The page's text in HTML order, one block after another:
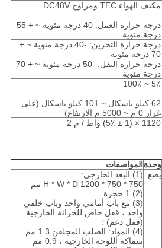
مكيف الهواء TEC ومراوح DC48V
درجة حرارة العمل: 40 درجة مئوية ~ + 55
درجة مئوية
درجة حرارة التخزين: -40 درجة مئوية ~ +
70 درجة مئوية
درجة حرارة النقل: -50 درجة مئوية ~ + 70
درجة مئوية
5٪ ~ 100٪
62 كيلو باسكال ~ 101 كيلو باسكال (على
غرار 0 م ~ 5000 م الارتفاع)
1120 × (1 ± 5٪) واط / م 2
وحدة المواصفات
يضع (1) البعد الخارجي:
H * W * D 1200 * 750 * 750 مم
(2) 1 حجرة
(3) مع باب أمامي واحد وباب خلفي
واحد ، قفل خاص للخزانة الخارجية
(قفل دعم) ؛
(4) المواد: الصلب المجلفن.1.3 مم
سماكة اللوحة الخارجية ، 0.9 مم